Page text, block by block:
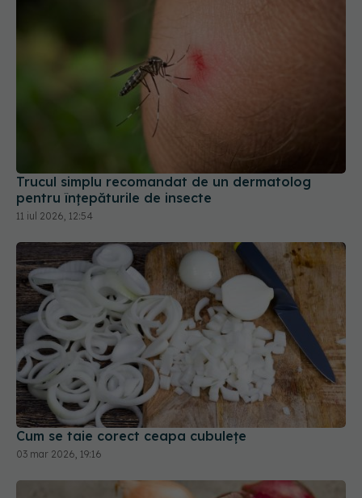
Trucul simplu recomandat de un dermatolog
pentru înțepăturile de insecte
11 iul 2026, 12:54
Cum se taie corect ceapa cubulețe
03 mar 2026, 19:16